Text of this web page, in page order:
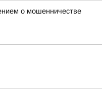
о мошенничестве